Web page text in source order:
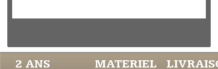
2 ANS MATERIEL